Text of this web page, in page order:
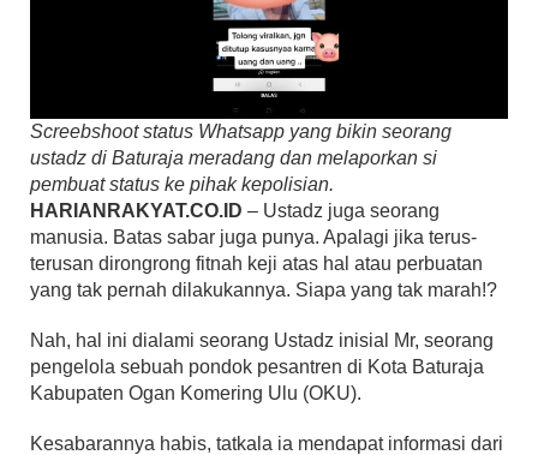
Screebshoot status Whatsapp yang bikin seorang
ustadz di Baturaja meradang dan melaporkan si
pembuat status ke pihak kepolisian.
HARIANRAKYAT.CO.ID – Ustadz juga seorang
manusia. Batas sabar juga punya. Apalagi jika terus-
terusan dirongrong fitnah keji atas hal atau perbuatan
yang tak pernah dilakukannya. Siapa yang tak marah!?
Nah, hal ini dialami seorang Ustadz inisial Mr, seorang
pengelola sebuah pondok pesantren di Kota Baturaja
Kabupaten Ogan Komering Ulu (OKU).
Kesabarannya habis, tatkala ia mendapat informasi dari